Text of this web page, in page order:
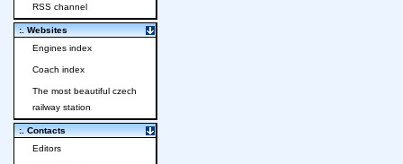
RSS channel
:. Websites
Engines index
Coach index
The most beautiful czech
railway station
:. Contacts
Editors